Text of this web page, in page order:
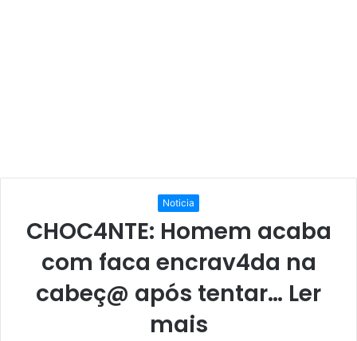
Noticia
CHOC4NTE: Homem acaba
com faca encrav4da na
cabeç@ após tentar… Ler
mais